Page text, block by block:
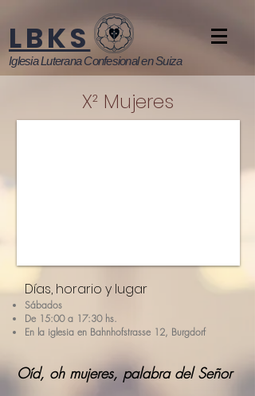
LBKS
Iglesia Luterana Confesional en Suiza
X² Mujeres
Días, horario y lugar
Sábados
De 15:00 a 17:30 hs.
En la iglesia en Bahnhofstrasse 12, Burgdorf
Oíd, oh mujeres, palabra del Señor